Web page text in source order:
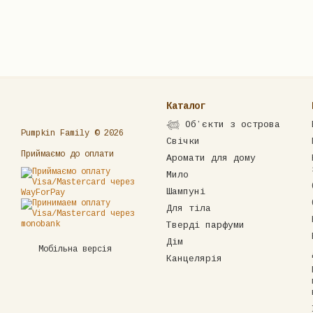
Pumpkin Family © 2026
Приймаємо до оплати
Мобільна версія
Каталог
𓆉 Обʼєкти з острова
Свічки
Аромати для дому
Мило
Шампуні
Для тіла
Тверді парфуми
Дім
Канцелярія